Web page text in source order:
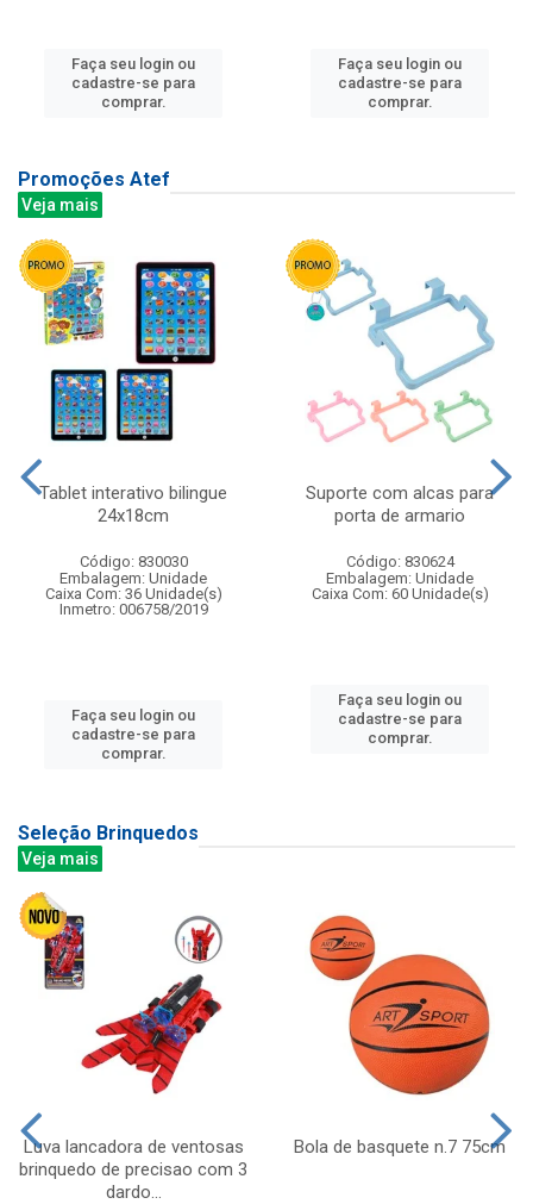
Faça seu login ou
cadastre-se para
comprar.
Faça seu login ou
cadastre-se para
comprar.
Promoções Atef
Veja mais
Tablet interativo bilingue
24x18cm
Código: 830030
Embalagem: Unidade
Caixa Com: 36 Unidade(s)
Inmetro: 006758/2019
Faça seu login ou
cadastre-se para
comprar.
Suporte com alcas para
porta de armario
Código: 830624
Embalagem: Unidade
Caixa Com: 60 Unidade(s)
Faça seu login ou
cadastre-se para
comprar.
Seleção Brinquedos
Veja mais
Luva lancadora de ventosas
brinquedo de precisao com 3
dardo...
Bola de basquete n.7 75cm